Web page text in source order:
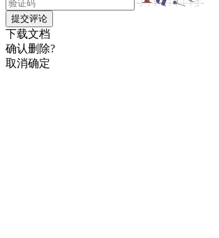
提交评论
下载文档
确认删除?
取消确定